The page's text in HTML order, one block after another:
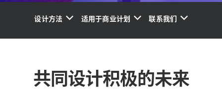
设计方法 适用于商业计划 联系我们
共同设计积极的未来